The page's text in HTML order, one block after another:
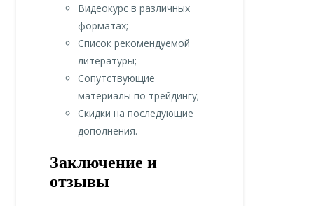
Видеокурс в различных
форматах;
Список рекомендуемой
литературы;
Сопутствующие
материалы по трейдингу;
Скидки на последующие
дополнения.
Заключение и
отзывы